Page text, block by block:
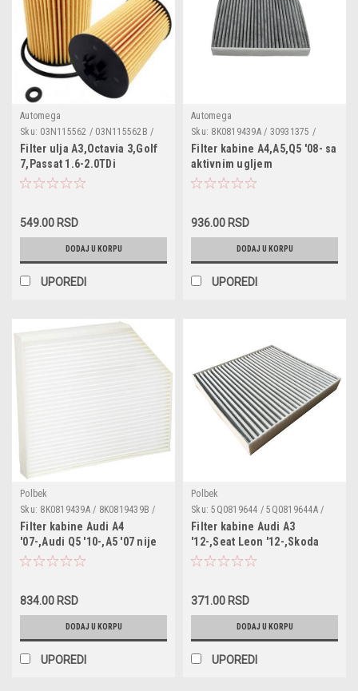
Automega
Sku: 03N115562 / 03N115562B /
03N115466 / 180040810 /
F026407157 / 03N115562 /
HU7020Z / WL7514
Filter ulja A3,Octavia 3,Golf
7,Passat 1.6-2.0TDi
549.00 RSD
DODAJ U KORPU
UPOREDI
Automega
Sku: 8K0819439A / 30931375 /
180049210 / 8K0819439B
Filter kabine A4,A5,Q5 '08- sa
aktivnim ugljem
936.00 RSD
DODAJ U KORPU
UPOREDI
Polbek
Sku: 8K0819439A / 8K0819439B /
PB1706 / CU2450 / 1987432369 /
LAK386 / WP9329
Filter kabine Audi A4
'07-,Audi Q5 '10-,A5 '07 nije
sa aktivnim ugljem
834.00 RSD
DODAJ U KORPU
UPOREDI
Polbek
Sku: 5Q0819644 / 5Q0819644A /
PB1107 / CU26009 / 1987435021 /
LA888
Filter kabine Audi A3
'12-,Seat Leon '12-,Skoda
Octavia '12-,VW Golf 6
371.00 RSD
DODAJ U KORPU
UPOREDI